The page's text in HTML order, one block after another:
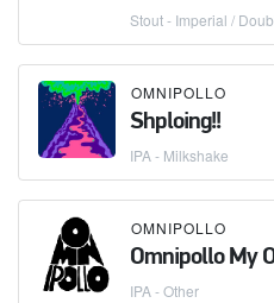
Stout - Imperial /
OMNIPOLLO
Shploing!!
IPA - Milkshake
OMNIPOLLO
Omnipollo My
IPA - Other